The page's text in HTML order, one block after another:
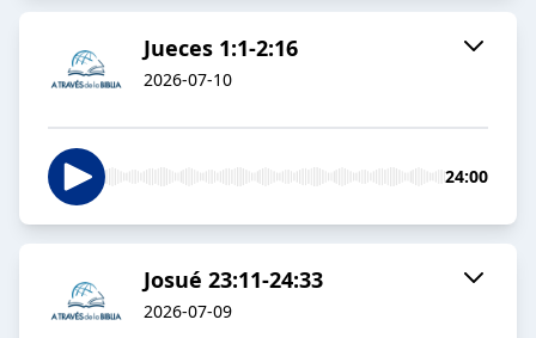
Jueces 1:1-2:16
2026-07-10
24:00
Josué 23:11-24:33
2026-07-09